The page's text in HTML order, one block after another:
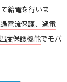
給電を行いま
過電流保護、過電
度保護機能でモバ